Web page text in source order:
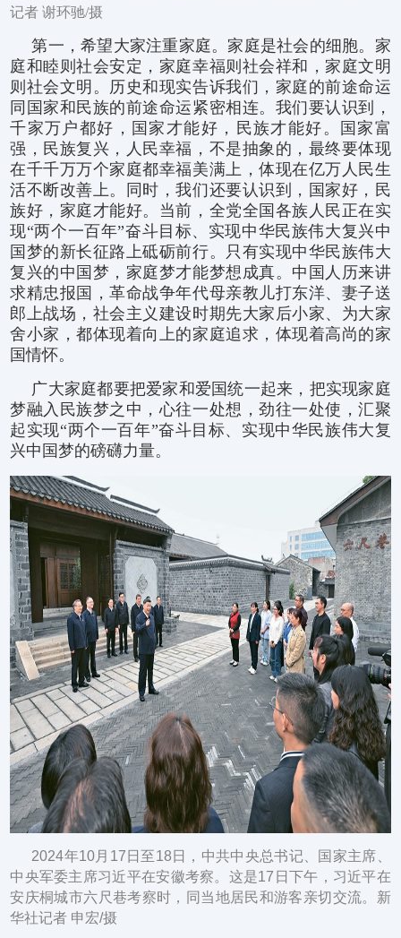
记者 谢环驰/摄
第一，希望大家注重家庭。家庭是社会的细胞。家
庭和睦则社会安定，家庭幸福则社会祥和，家庭文明
则社会文明。历史和现实告诉我们，家庭的前途命运
同国家和民族的前途命运紧密相连。我们要认识到，
千家万户都好，国家才能好，民族才能好。国家富
强，民族复兴，人民幸福，不是抽象的，最终要体现
在千千万万个家庭都幸福美满上，体现在亿万人民生
活不断改善上。同时，我们还要认识到，国家好，民
族好，家庭才能好。当前，全党全国各族人民正在实
现“两个一百年”奋斗目标、实现中华民族伟大复兴中
国梦的新长征路上砥砺前行。只有实现中华民族伟大
复兴的中国梦，家庭梦才能梦想成真。中国人历来讲
求精忠报国，革命战争年代母亲教儿打东洋、妻子送
郎上战场，社会主义建设时期先大家后小家、为大家
舍小家，都体现着向上的家庭追求，体现着高尚的家
国情怀。
广大家庭都要把爱家和爱国统一起来，把实现家庭
梦融入民族梦之中，心往一处想，劲往一处使，汇聚
起实现“两个一百年”奋斗目标、实现中华民族伟大复
兴中国梦的磅礴力量。
2024年10月17日至18日，中共中央总书记、国家主席、
中央军委主席习近平在安徽考察。这是17日下午，习近平在
安庆桐城市六尺巷考察时，同当地居民和游客亲切交流。新
华社记者 申宏/摄